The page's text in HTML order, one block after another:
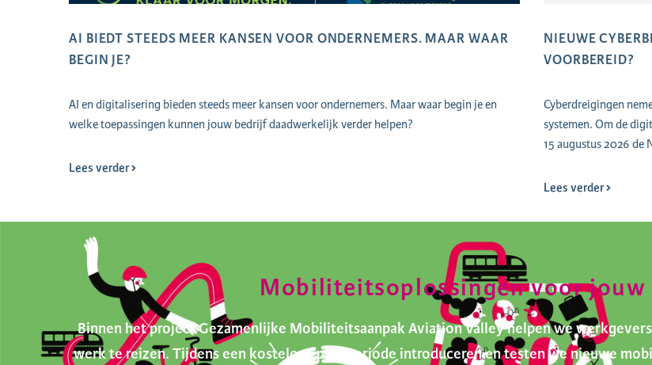
AI BIEDT STEEDS MEER KANSEN VOOR ONDERNEMERS. MAAR WAAR
BEGIN JE?
AI en digitalisering bieden steeds meer kansen voor ondernemers. Maar waar begin je en
welke toepassingen kunnen jouw bedrijf daadwerkelijk verder helpen?
Lees verder
NIEUWE
VOORBEREID?
Cyberdreigingen
systemen. Om de
15 augustus 2026 de
Lees verder
Mobiliteitsoplossingen voor jouw
Binnen het project Gezamenlijke Mobiliteitsaanpak Aviation Valley helpen we
werk te reizen. Tijdens een kosteloze pilotperiode introduceren en testen we nieuwe